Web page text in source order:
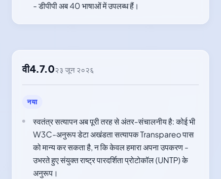
- डीपीपी अब 40 भाषाओं में उपलब्ध हैं।
वी4.7.0२३ जून २०२६
नया
स्वतंत्र सत्यापन अब पूरी तरह से अंतर-संचालनीय है: कोई भी
W3C-अनुरूप डेटा अखंडता सत्यापक Transpareo पास
को मान्य कर सकता है, न कि केवल हमारा अपना उपकरण -
उभरते हुए संयुक्त राष्ट्र पारदर्शिता प्रोटोकॉल (UNTP) के
अनुरूप।